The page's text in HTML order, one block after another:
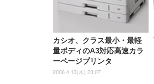
カシオ、クラス最小・最軽
量ボディのA3対応高速カラ
ーページプリンタ
2006.4.13(木) 23:07